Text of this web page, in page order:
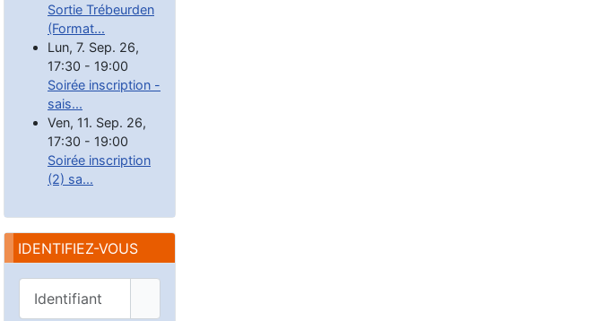
Sortie Trébeurden
(Format...
Lun, 7. Sep. 26,
17:30 - 19:00
Soirée inscription -
sais...
Ven, 11. Sep. 26,
17:30 - 19:00
Soirée inscription
(2) sa...
IDENTIFIEZ-VOUS